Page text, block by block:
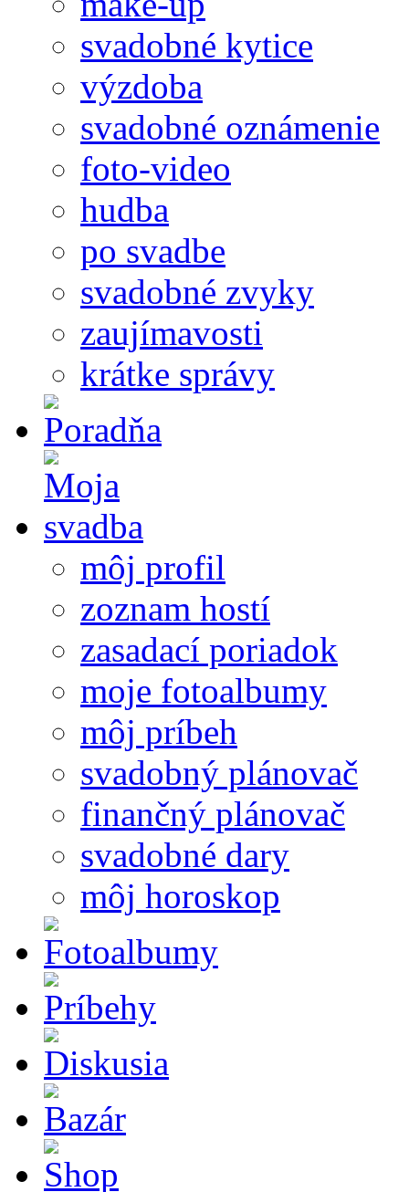
svadobné kytice
výzdoba
svadobné oznámenie
foto-video
hudba
po svadbe
svadobné zvyky
zaujímavosti
krátke správy
môj profil
zoznam hostí
zasadací poriadok
moje fotoalbumy
môj príbeh
svadobný plánovač
finančný plánovač
svadobné dary
môj horoskop